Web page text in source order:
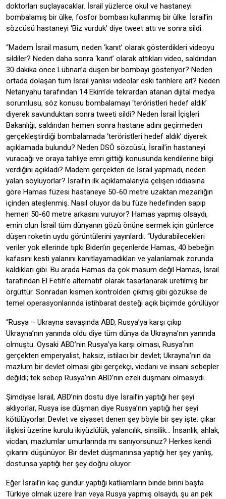
doktorları suçlayacaklar. İsrail yüzlerce okul ve hastaneyi
bombalamış bir ülke, fosfor bombası kullanmış bir ülke. İsrail’in
sözcüsü hastaneyi ‘Biz vurduk’ diye tweet attı ve sonra sildi.
“Madem İsrail masum, neden ‘kanıt’ olarak gösterdikleri videoyu
sildiler? Neden daha sonra ‘kanıt’ olarak attıkları video, saldırıdan
30 dakika önce Lübnan’a düşen bir bombayı gösteriyor? Neden
ortada dolaşan tüm İsrail yanlısı videolar eski tarihlere ait? Neden
Netanyahu tarafından 14 Ekim’de tekrardan atanan dijital medya
sorumlusu, söz konusu bombalamayı ‘teröristleri hedef aldık’
diyerek savunduktan sonra tweeti sildi? Neden İsrail İçişleri
Bakanlığı, saldırıdan hemen sonra hastane adını geçirmeden
gerçekleştirdiği bombalamada ‘teröristleri hedef aldık’ diyerek
açıklamada bulundu? Neden DSÖ sözcüsü, İsrail’in hastaneyi
vuracağı ve oraya tahliye emri gittiği konusunda kendilerine bilgi
verdiğini açıkladı? Madem gerçekten de İsrail yapmadı, neden
yalan söylüyorlar? İsrail’in ilk açıklamalarıyla çelişen iddiasına
göre Hamas füzesi hastaneye 50-60 metre uzaktan mezarlığın
içinden ateşlenmiş. Nasıl oluyor da bu füze hedefinden sapıp
hemen 50-60 metre arkasını vuruyor? Hamas yapmış olsaydı,
emin olun İsrail tüm dünyanın gözü önüne sermek için günlerce
düşen roketin uydu görüntülerini yayınlardı. “Uydurabilecekleri
veriler yok ellerinde tıpkı Biden’ın geçenlerde Hamas, 40 bebeğin
kafasını kesti yalanını kanıtlayamadıkları ve yalanlamak zorunda
kaldıkları gibi. Bu arada Hamas da çok masum değil Hamas, İsrail
tarafından El Fetih’e alternatif olarak tasarlanarak üretilmiş bir
örgüttür. Sonradan kısmen kontrolden çıkmış gibi gözükse de
temel operasyonlarında istihbarat desteği açık biçimde görülüyor
“Rusya – Ukrayna savaşında ABD, Rusya’ya karşı çıkıp
Ukrayna’nın yanında oldu diye tüm dünya da Ukrayna’nın yanında
olmuştu. Oysaki ABD’nin Rusya’ya karşı olması, Rusya’nın
gerçekten emperyalist, haksız, istilacı bir devlet; Ukrayna’nın da
mazlum bir devlet olması gibi gerçekçi, vicdani ve insani sebepler
değildi; tek sebep Rusya’nın ABD’nin ezeli düşmanı olmasıydı.
Şimdiyse İsrail, ABD’nin dostu diye İsrail’in yaptığı her şeyi
aklıyorlar, Rusya ise düşman diye Rusya’nın yaptığı her şeyi
kötülüyorlar. Devlet ve siyaset denen şey böyle bir şey işte: çıkar
ilişkisi üzerine kurulu ikiyüzlülük, yalancılık, sinsilik… İnsanlık, ahlak,
vicdan, mazlumlar umurlarında mı sanıyorsunuz? Herkes kendi
çıkarını düşünüyor. Bir devlet düşmanınsa yaptığı her şey yanlış,
dostunsa yaptığı her şey doğru oluyor.
Eğer İsrail’in kaç gündür yaptığı katliamların binde birini başta
Türkiye olmak üzere İran veya Rusya yapmış olsaydı, şu an pek